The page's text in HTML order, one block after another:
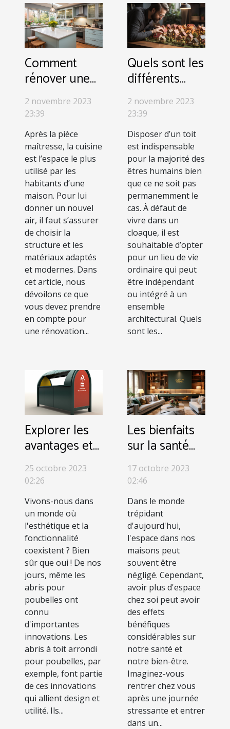
Comment
rénover une
cuisine ?
2 novembre 2023
23:39
Après la pièce
maîtresse, la cuisine
est l’espace le plus
utilisé par les
habitants d’une
maison. Pour lui
donner un nouvel
air, il faut s’assurer
de choisir la
structure et les
matériaux adaptés
et modernes. Dans
cet article, nous
dévoilons ce que
vous devez prendre
en compte pour
une rénovation...
Quels sont les
différents
types
d’habitations ?
2 novembre 2023
23:39
Disposer d’un toit
est indispensable
pour la majorité des
êtres humains bien
que ce ne soit pas
permanemment le
cas. À défaut de
vivre dans un
cloaque, il est
souhaitable d’opter
pour un lieu de vie
ordinaire qui peut
être indépendant
ou intégré à un
ensemble
architectural. Quels
sont les...
Explorer les
avantages et
le design
innovant des
abris à toit
arrondi pour
poubelles
25 octobre 2023
02:26
Vivons-nous dans
un monde où
l'esthétique et la
fonctionnalité
coexistent ? Bien
sûr que oui ! De nos
jours, même les
abris pour
poubelles ont
connu
d'importantes
innovations. Les
abris à toit arrondi
pour poubelles, par
exemple, font partie
de ces innovations
qui allient design et
utilité. Ils...
Les bienfaits
sur la santé
d'avoir plus
d'espace dans
votre maison
17 octobre 2023
02:46
Dans le monde
trépidant
d'aujourd'hui,
l'espace dans nos
maisons peut
souvent être
négligé. Cependant,
avoir plus d'espace
chez soi peut avoir
des effets
bénéfiques
considérables sur
notre santé et
notre bien-être.
Imaginez-vous
rentrer chez vous
après une journée
stressante et entrer
dans un...